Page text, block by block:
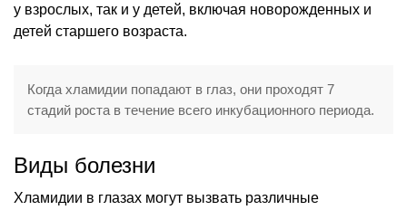
у взрослых, так и у детей, включая новорожденных и
детей старшего возраста.
Когда хламидии попадают в глаз, они проходят 7
стадий роста в течение всего инкубационного периода.
Виды болезни
Хламидии в глазах могут вызвать различные